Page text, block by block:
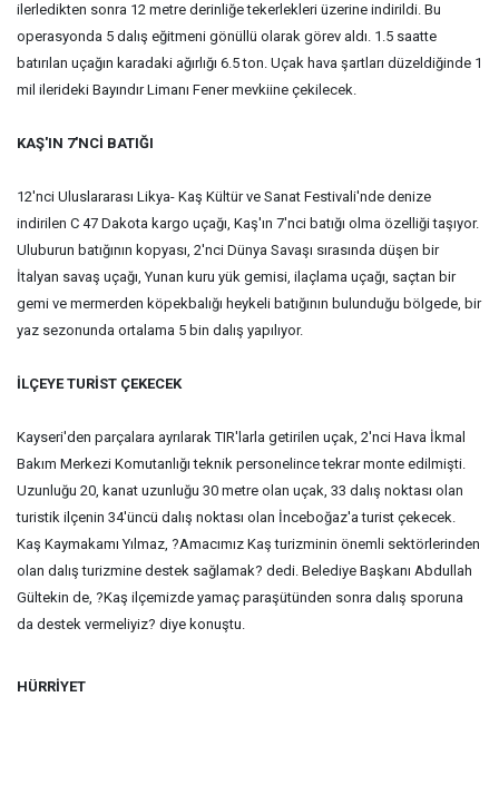
ilerledikten sonra 12 metre derinliğe tekerlekleri üzerine indirildi. Bu
operasyonda 5 dalış eğitmeni gönüllü olarak görev aldı. 1.5 saatte
batırılan uçağın karadaki ağırlığı 6.5 ton. Uçak hava şartları düzeldiğinde 1
mil ilerideki Bayındır Limanı Fener mevkiine çekilecek.
KAŞ'IN 7'NCİ BATIĞI
12'nci Uluslararası Likya- Kaş Kültür ve Sanat Festivali'nde denize
indirilen C 47 Dakota kargo uçağı, Kaş'ın 7'nci batığı olma özelliği taşıyor.
Uluburun batığının kopyası, 2'nci Dünya Savaşı sırasında düşen bir
İtalyan savaş uçağı, Yunan kuru yük gemisi, ilaçlama uçağı, saçtan bir
gemi ve mermerden köpekbalığı heykeli batığının bulunduğu bölgede, bir
yaz sezonunda ortalama 5 bin dalış yapılıyor.
İLÇEYE TURİST ÇEKECEK
Kayseri'den parçalara ayrılarak TIR'larla getirilen uçak, 2'nci Hava İkmal
Bakım Merkezi Komutanlığı teknik personelince tekrar monte edilmişti.
Uzunluğu 20, kanat uzunluğu 30 metre olan uçak, 33 dalış noktası olan
turistik ilçenin 34'üncü dalış noktası olan İnceboğaz'a turist çekecek.
Kaş Kaymakamı Yılmaz, ?Amacımız Kaş turizminin önemli sektörlerinden
olan dalış turizmine destek sağlamak? dedi. Belediye Başkanı Abdullah
Gültekin de, ?Kaş ilçemizde yamaç paraşütünden sonra dalış sporuna
da destek vermeliyiz? diye konuştu.
HÜRRİYET